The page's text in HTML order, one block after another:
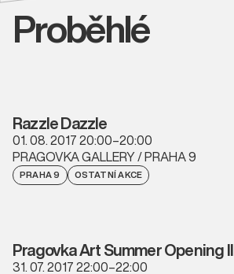
Proběhlé
Razzle Dazzle
01. 08. 2017 20:00–20:00
PRAGOVKA GALLERY / PRAHA 9
PRAHA 9 OSTATNÍ AKCE
Pragovka Art Summer Opening II
31. 07. 2017 22:00–22:00